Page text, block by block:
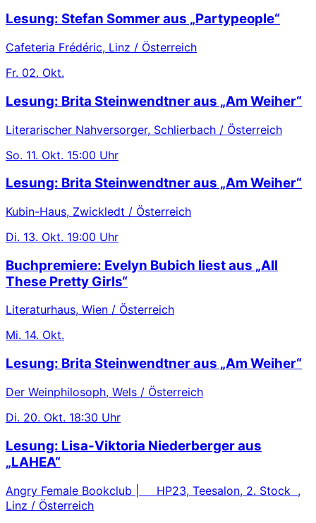
Lesung: Stefan Sommer aus „Partypeople“
Cafeteria Frédéric, Linz / Österreich
Fr. 02. Okt.
Lesung: Brita Steinwendtner aus „Am Weiher“
Literarischer Nahversorger, Schlierbach / Österreich
So. 11. Okt. 15:00 Uhr
Lesung: Brita Steinwendtner aus „Am Weiher“
Kubin-Haus, Zwickledt / Österreich
Di. 13. Okt. 19:00 Uhr
Buchpremiere: Evelyn Bubich liest aus „All
These Pretty Girls“
Literaturhaus, Wien / Österreich
Mi. 14. Okt.
Lesung: Brita Steinwendtner aus „Am Weiher“
Der Weinphilosoph, Wels / Österreich
Di. 20. Okt. 18:30 Uhr
Lesung: Lisa-Viktoria Niederberger aus
„LAHEA“
Angry Female Bookclub | HP23, Teesalon, 2. Stock ,
Linz / Österreich